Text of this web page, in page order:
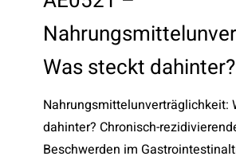
AE0521
Nahrungsmittelunverträglichkeit:
steckt
dahinter?
Was steckt dahinter?
Nahrungsmittelunverträglichkeit:
dahinter? Chronisch-
Beschwerden im